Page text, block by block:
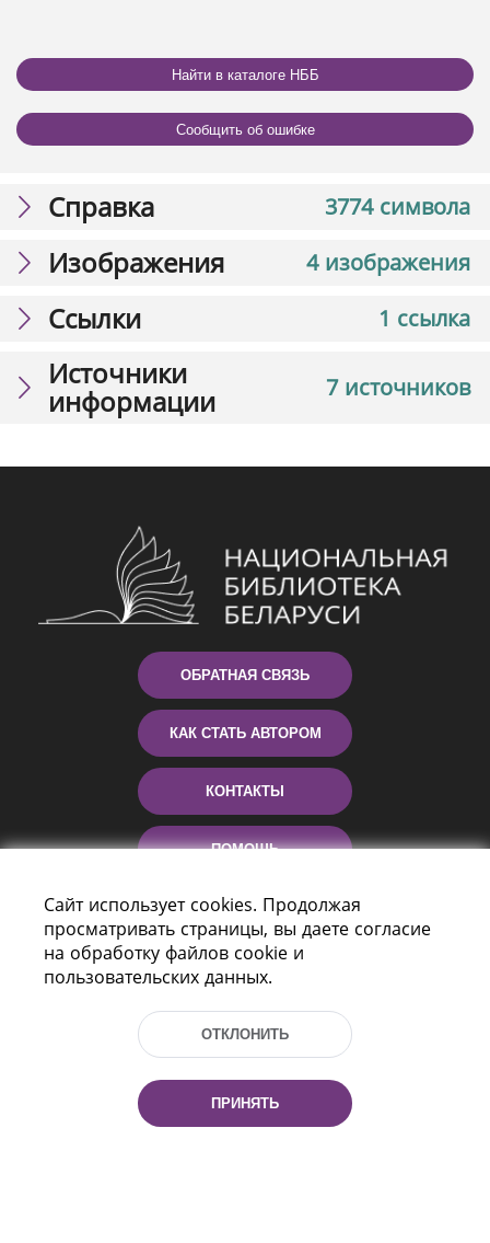
Найти в каталоге НББ
Сообщить об ошибке
3774 символа
Справка
4 изображения
Изображения
1 ссылка
Ссылки
7 источников
Источники
информации
ОБРАТНАЯ СВЯЗЬ
КАК СТАТЬ АВТОРОМ
КОНТАКТЫ
ПОМОЩЬ
Пр-т Независимости 116
г. Минск, Республика Беларусь, 220114
Тел.: (+375 17) 368 37 37, Факс: (+375 17)
Сайт использует cookies. Продолжая
просматривать страницы, вы даете согласие
на обработку файлов cookie и
пользовательских данных.
ОТКЛОНИТЬ
ПРИНЯТЬ